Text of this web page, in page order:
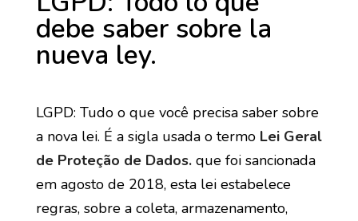
debe saber sobre la
nueva ley.
LGPD: Tudo o que você precisa saber sobre
a nova lei. É a sigla usada o termo Lei Geral
de Proteção de Dados. que foi sancionada
em agosto de 2018, esta lei estabelece
regras, sobre a coleta, armazenamento,